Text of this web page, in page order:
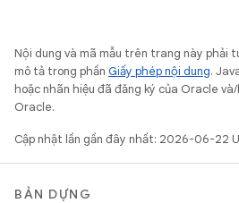
Nội dung và mã mẫu trên trang này phải
mô tả trong phần Giấy phép nội dung.
hoặc nhãn hiệu đã đăng ký của Oracle
Oracle.
Cập nhật lần gần đây nhất: 2026-06-22
BẢN DỰNG